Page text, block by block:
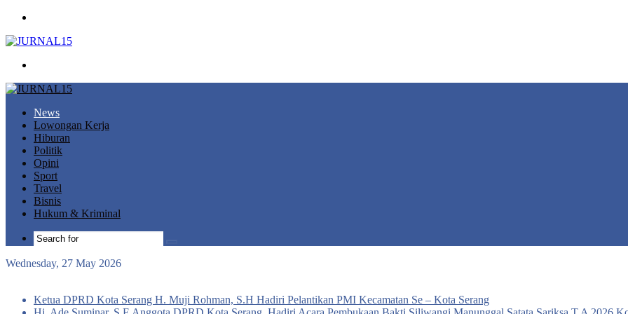
News
Lowongan Kerja
Hiburan
Politik
Opini
Sport
Travel
Bisnis
Hukum & Kriminal
Search
Wednesday, 27 May 2026
Ketua DPRD Kota Serang H. Muji Rohman, S.H Hadiri Pelantikan PMI Kecamatan Se – Kota Serang